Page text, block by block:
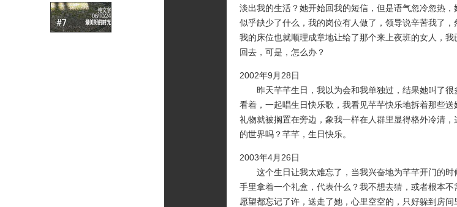
淡出我的生活？她开始回我的短信，但是语气忽冷忽热
似乎缺少了什么，我的岗位有人做了，领导说辛苦我了
我的床位也就顺理成章地让给了那个来上夜班的女人，
回去，可是，怎么办？
2002年9月28日
昨天芊芊生日，我以为会和我单独过，结果她叫了很
看着，一起唱生日快乐歌，我看见芊芊快乐地拆着那些
礼物就被搁置在旁边，象我一样在人群里显得格外冷清
的世界吗？芊芊，生日快乐。
2003年4月26日
这个生日让我太难忘了，当我兴奋地为芊芊开门的时
手里拿着一个礼盒，代表什么？我不想去猜，或者根本
愿望都忘记了许，送走了她，心里空空的，只好躲到房